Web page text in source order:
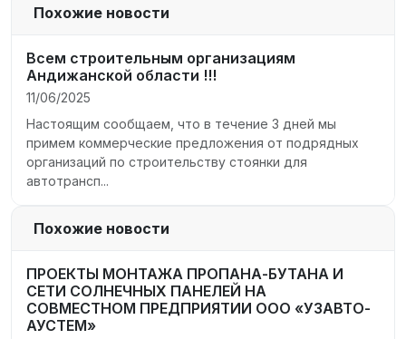
Похожие новости
Всем строительным организациям
Андижанской области !!!
11/06/2025
Настоящим сообщаем, что в течение 3 дней мы
примем коммерческие предложения от подрядных
организаций по строительству стоянки для
автотрансп...
Похожие новости
ПРОЕКТЫ МОНТАЖА ПРОПАНА-БУТАНА И
СЕТИ СОЛНЕЧНЫХ ПАНЕЛЕЙ НА
СОВМЕСТНОМ ПРЕДПРИЯТИИ ООО «УЗАВТО-
АУСТЕМ»